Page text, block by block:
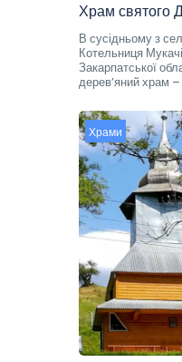
Храм святого
В сусідньому з
Котельниця
Закарпатської
дерев’яний храм
Храми